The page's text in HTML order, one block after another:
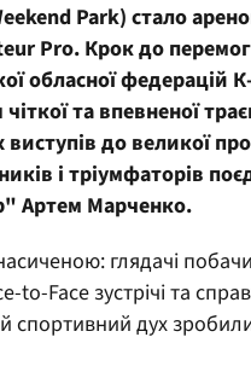
Park) стало
Pro. Крок до
обласної федерацій
чіткоїта впевненої
до великої
і тріумфаторів
Артем Марченко.
глядачі
to-Face зустрічі та
дух зробили